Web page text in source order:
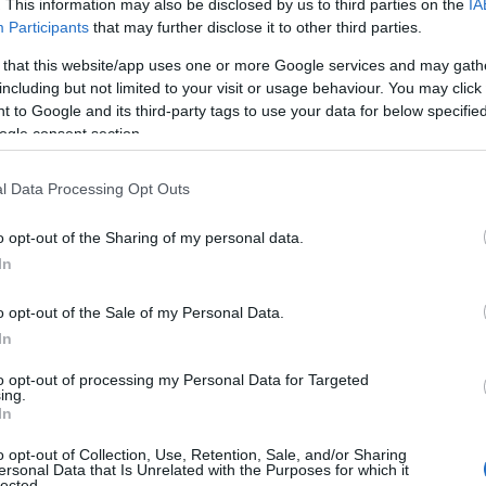
This information may also be disclosed by us to third parties on the
Participants that may further disclose it to other third parties.
that this website/app uses one or more Google services and may
but not limited to your visit or usage behaviour. You may
to Google and its third-party tags to use your data for below
consent section.
Data Processing Opt Outs
opt-out of the Sharing of my personal data.
opt-out of the Sale of my Personal Data.
opt-out of processing my Personal Data for Targeted
opt-out of Collection, Use, Retention, Sale, and/or Sharing
Data that Is Unrelated with the Purposes for which it
όπως το WhatsApp, οι δράστες:
κυρίως νέους και φοιτητές
όπως likes ή αξιολογήσεις
μικρά ποσά για «δόλωμα»
για «αναβάθμιση λογαριασμού»